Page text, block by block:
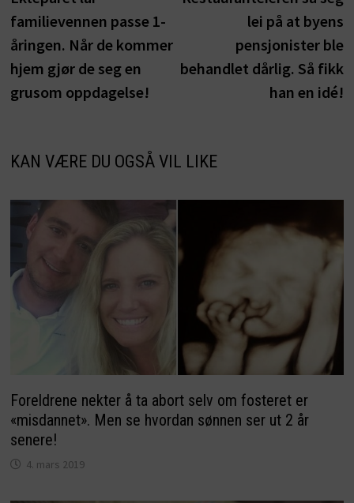
familievennen passe 1-
åringen. Når de kommer
hjem gjør de seg en
grusom oppdagelse!
lei på at byens
pensjonister ble
behandlet dårlig. Så fikk
han en idé!
KAN VÆRE DU OGSÅ VIL LIKE
Foreldrene nekter å ta abort selv om fosteret er
«misdannet». Men se hvordan sønnen ser ut 2 år
senere!
4. mars 2019